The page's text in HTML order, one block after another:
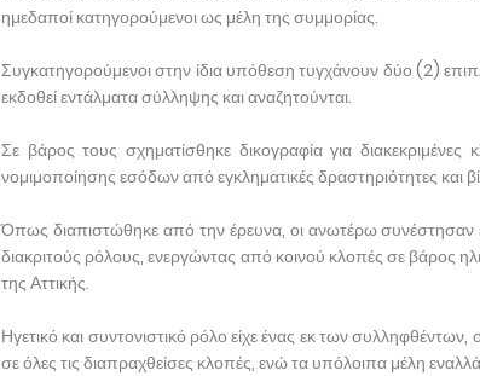
ημεδαποί κατηγορούμενοι ως μέλη της συμμορίας.
Συγκατηγορούμενοι στην ίδια υπόθεση τυγχάνουν δύο (2)
εκδοθεί εντάλματα σύλληψης και αναζητούνται.
Σε βάρος τους σχηματίσθηκε δικογραφία για
νομιμοποίησης εσόδων από εγκληματικές δραστηριότητες και
Όπως διαπιστώθηκε από την έρευνα, οι ανωτέρω συνέστησαν
διακριτούς ρόλους, ενεργώντας από κοινού κλοπές σε βάρος
της Αττικής.
Ηγετικό και συντονιστικό ρόλο είχε ένας εκ των
σε όλες τις διαπραχθείσες κλοπές, ενώ τα υπόλοιπα μέλη